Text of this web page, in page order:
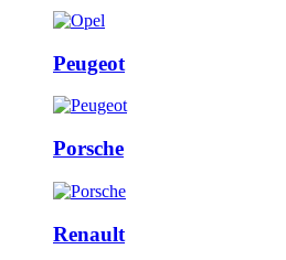
Peugeot
Porsche
Renault